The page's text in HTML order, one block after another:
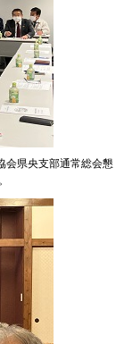
会県央支部通常総会懇